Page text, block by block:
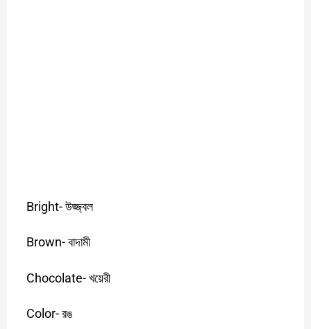
Bright-উজ্জ্বল
Brown-বাদামী
Chocolate-খয়েরী
Color-রঙ